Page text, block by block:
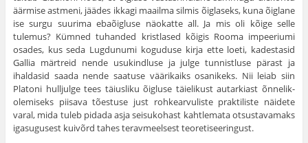
äärmise astmeni, jäädes ikkagi maailma silmis õiglaseks, kuna õiglane
ise surgu suurima eba­õigluse näokatte all. Ja mis oli kõige selle
tulemus? Kümned tuhanded krist­lased kõigis Rooma impeeriumi
osades, kus seda Lugdunumi koguduse kirja ette loeti, kadestasid
Gallia märtreid nende usukindluse ja julge tunnistluse pärast ja
ihaldasid saada nende saatuse väärikaiks osanikeks. Nii leiab siin
Platoni hulljulge tees täiusliku õigluse täielikust autarkiast õnnelik-
olemiseks piisava tõestuse just rohkearvuliste praktiliste näidete
varal, mida tuleb pidada asja seisukohast kahtlemata otsustavamaks
igasugusest kuivõrd tahes terav­meelsest teoretiseeringust.